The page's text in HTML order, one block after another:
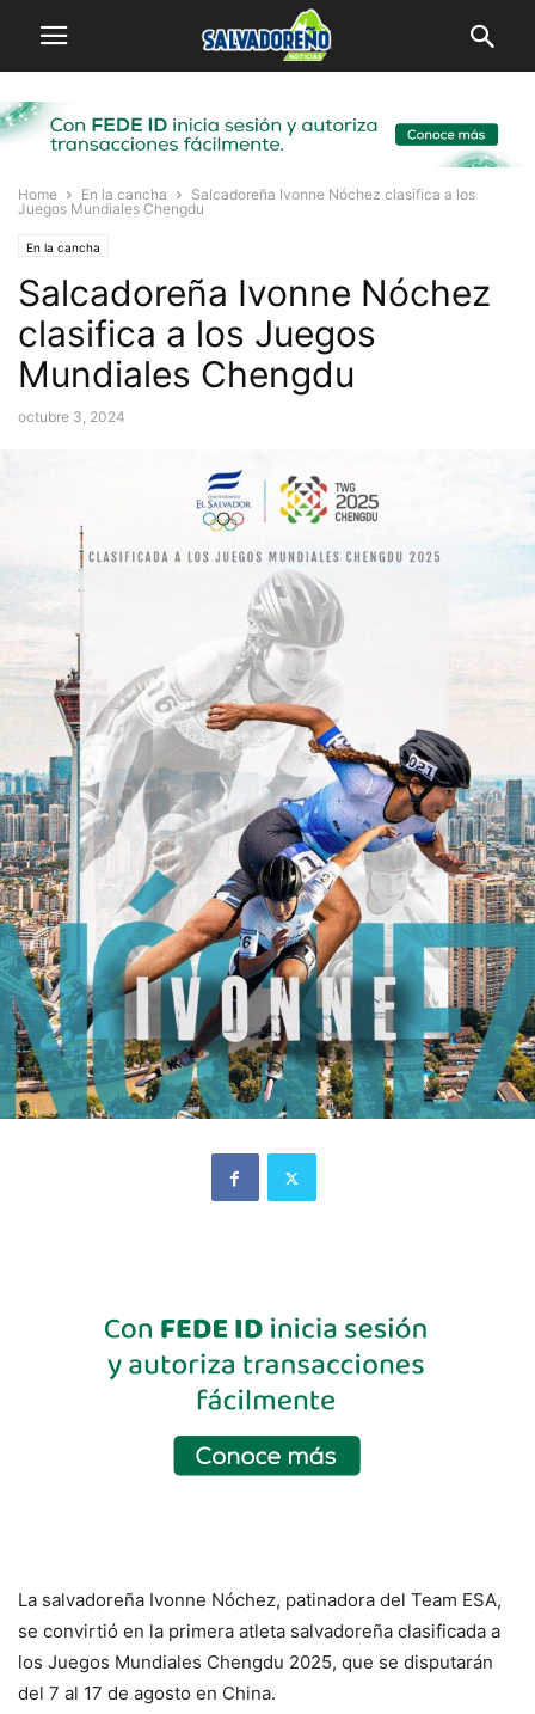
Home En la cancha
Salcadoreña Ivonne Nóchez clasifica a los
Juegos Mundiales Chengdu
En la cancha
Salcadoreña Ivonne Nóchez
clasifica a los Juegos
Mundiales Chengdu
octubre 3, 2024
La salvadoreña Ivonne Nóchez, patinadora del Team ESA,
se convirtió en la primera atleta salvadoreña clasificada a
los Juegos Mundiales Chengdu 2025, que se disputarán
del 7 al 17 de agosto en China.